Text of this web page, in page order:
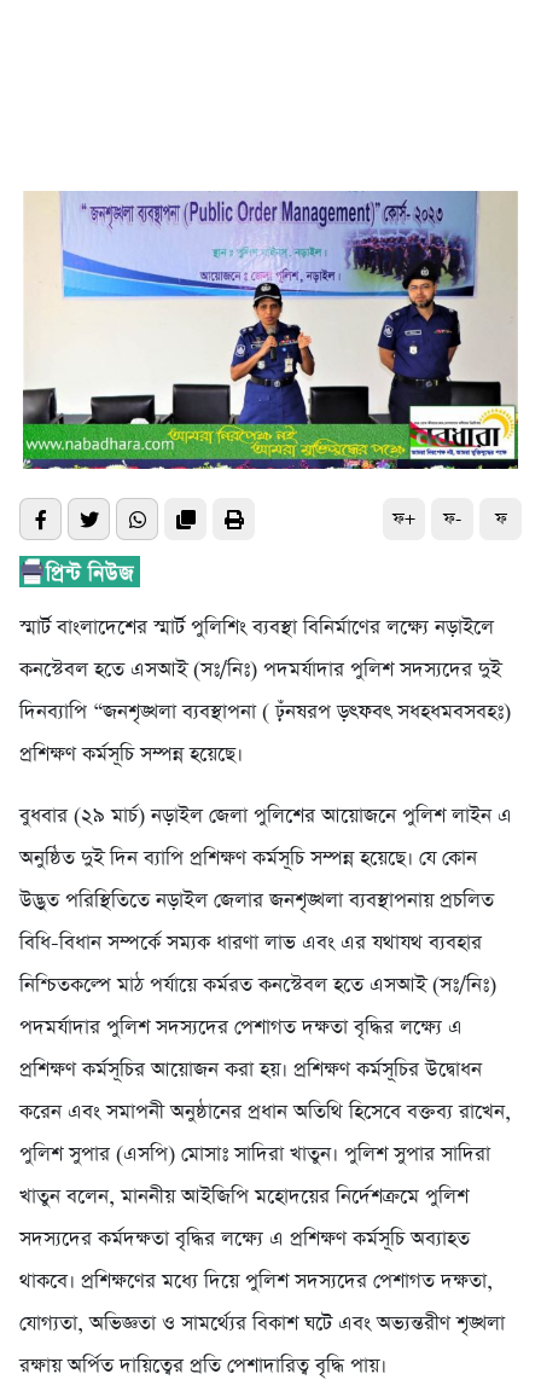
ফ+ ফ- ফ
স্মার্ট বাংলাদেশের স্মার্ট পুলিশিং ব্যবস্থা বিনির্মাণের লক্ষ্যে নড়াইলে
কনস্টেবল হতে এসআই (সঃ/নিঃ) পদমর্যাদার পুলিশ সদস্যদের দুই
দিনব্যাপি “জনশৃঙ্খলা ব্যবস্থাপনা ( ঢ়ঁনষরপ ড়ৎফবৎ সধহধমবসবহঃ)
প্রশিক্ষণ কর্মসূচি সম্পন্ন হয়েছে।
বুধবার (২৯ মার্চ) নড়াইল জেলা পুলিশের আয়োজনে পুলিশ লাইন এ
অনুষ্ঠিত দুই দিন ব্যাপি প্রশিক্ষণ কর্মসূচি সম্পন্ন হয়েছে। যে কোন
উদ্ভুত পরিস্থিতিতে নড়াইল জেলার জনশৃঙ্খলা ব্যবস্থাপনায় প্রচলিত
বিধি-বিধান সম্পর্কে সম্যক ধারণা লাভ এবং এর যথাযথ ব্যবহার
নিশ্চিতকল্পে মাঠ পর্যায়ে কর্মরত কনস্টেবল হতে এসআই (সঃ/নিঃ)
পদমর্যাদার পুলিশ সদস্যদের পেশাগত দক্ষতা বৃদ্ধির লক্ষ্যে এ
প্রশিক্ষণ কর্মসূচির আয়োজন করা হয়। প্রশিক্ষণ কর্মসূচির উদ্বোধন
করেন এবং সমাপনী অনুষ্ঠানের প্রধান অতিথি হিসেবে বক্তব্য রাখেন,
পুলিশ সুপার (এসপি) মোসাঃ সাদিরা খাতুন। পুলিশ সুপার সাদিরা
খাতুন বলেন, মাননীয় আইজিপি মহোদয়ের নির্দেশক্রমে পুলিশ
সদস্যদের কর্মদক্ষতা বৃদ্ধির লক্ষ্যে এ প্রশিক্ষণ কর্মসূচি অব্যাহত
থাকবে। প্রশিক্ষণের মধ্যে দিয়ে পুলিশ সদস্যদের পেশাগত দক্ষতা,
যোগ্যতা, অভিজ্ঞতা ও সামর্থ্যের বিকাশ ঘটে এবং অভ্যন্তরীণ শৃঙ্খলা
রক্ষায় অর্পিত দায়িত্বের প্রতি পেশাদারিত্ব বৃদ্ধি পায়।